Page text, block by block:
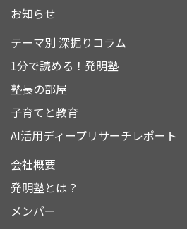
お知らせ
テーマ別 深掘りコラム
1分で読める！発明塾
塾長の部屋
子育てと教育
AI活用ディープリサーチレポート
会社概要
発明塾とは？
メンバー